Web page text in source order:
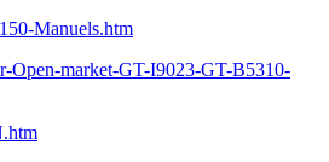
Manuels.htm
Open-market-GT-I9023-GT-B5310-